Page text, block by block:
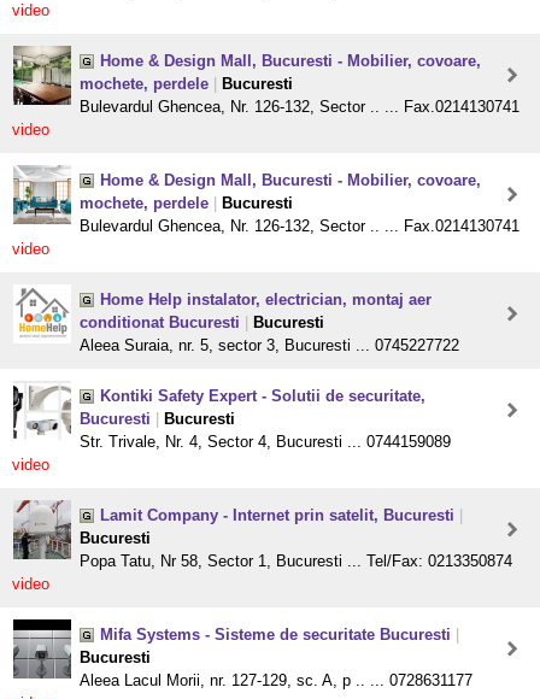
video
Home & Design Mall, Bucuresti - Mobilier, covoare,
mochete, perdele
Bucuresti
Bulevardul Ghencea, Nr. 126-132, Sector .. ... Fax.0214130741
video
Home & Design Mall, Bucuresti - Mobilier, covoare,
mochete, perdele
Bucuresti
Bulevardul Ghencea, Nr. 126-132, Sector .. ... Fax.0214130741
video
Home Help instalator, electrician, montaj aer
conditionat Bucuresti
Bucuresti
Aleea Suraia, nr. 5, sector 3, Bucuresti ... 0745227722
Kontiki Safety Expert - Solutii de securitate,
Bucuresti
Bucuresti
Str. Trivale, Nr. 4, Sector 4, Bucuresti ... 0744159089
video
Lamit Company - Internet prin satelit, Bucuresti
Bucuresti
Popa Tatu, Nr 58, Sector 1, Bucuresti ... Tel/Fax: 0213350874
video
Mifa Systems - Sisteme de securitate Bucuresti
Bucuresti
Aleea Lacul Morii, nr. 127-129, sc. A, p .. ... 0728631177